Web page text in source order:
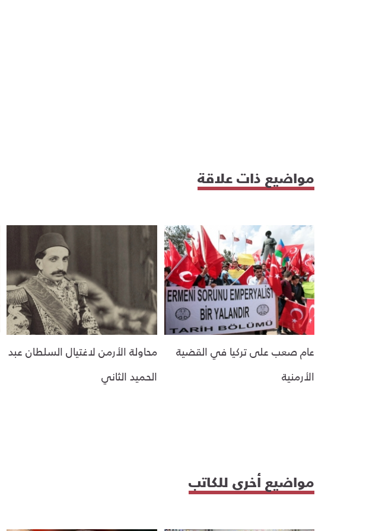
مواضيع ذات علاقة
عام صعب على تركيا في القضية
الأرمنية
محاولة الأرمن لاغتيال السلطان عبد
الحميد الثاني
مواضيع أخرى للكاتب